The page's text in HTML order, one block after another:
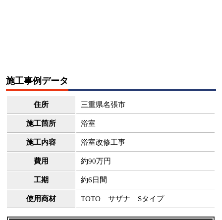
施工事例データ
住所 三重県名張市
施工箇所 浴室
施工内容 浴室改修工事
費用 約90万円
工期 約6日間
使用商材 TOTO サザナ Sタイプ